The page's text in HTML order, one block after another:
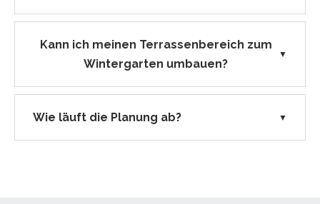
Kann ich meinen Terrassenbereich zum
Wintergarten umbauen?
▼
Wie läuft die Planung ab? ▼